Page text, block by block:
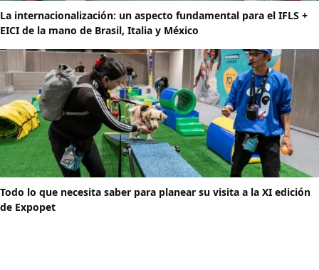
La internacionalización: un aspecto fundamental para el IFLS +
EICI de la mano de Brasil, Italia y México
Todo lo que necesita saber para planear su visita a la XI edición
de Expopet